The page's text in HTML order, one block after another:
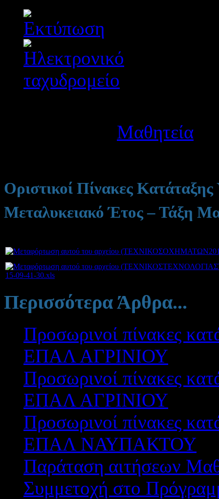
Μαθητεία
Οριστικοί Πίνακες
Μεταλυκειακό Έτος – Τάξη
15-09-41-30.xls
Περισσότερα Άρθρα...
Προσωρινοί πίνακες
ΕΠΑΛ ΑΓΡΙΝΙΟΥ
Προσωρινοί πίνακες
ΕΠΑΛ ΑΓΡΙΝΙΟΥ
Προσωρινοί πίνακες
ΕΠΑΛ ΝΑΥΠΑΚΤΟΥ
Παράταση αιτήσεων
Συμμετοχή στο